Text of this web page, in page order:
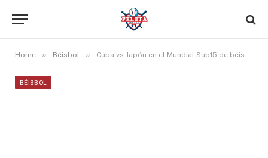
Home » Béisbol » Cuba vs Japón en el Mundial Sub15 de béisbol. Link del partido.
BÉISBOL